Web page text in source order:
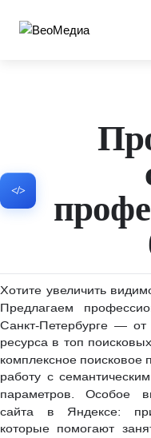
Хотите увеличить
Предлагаем
Санкт‑Петербурге —
ресурса в топ
комплексное поисковое
работу с
параметров.
Особое
сайта в Яндексе:
которые помогают